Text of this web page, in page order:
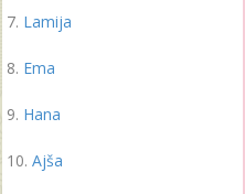
Lamija
Ema
Hana
Ajša